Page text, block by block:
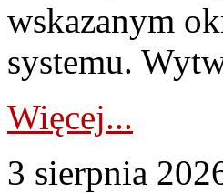
wskazanym
systemu.
Więcej...
3 sierpnia